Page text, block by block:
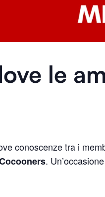
le
conoscenze tra i
.